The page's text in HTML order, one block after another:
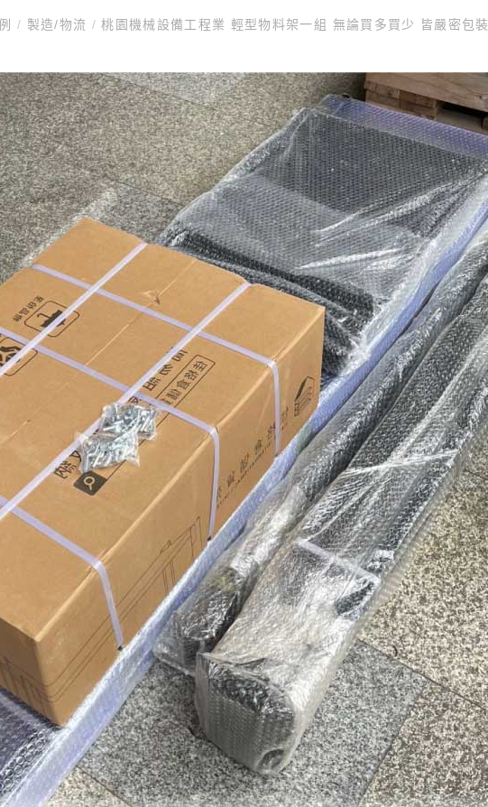
/ 製造/物流 / 桃園機械設備工程業 輕型物料架一組 無論買多買少 皆嚴密包裝